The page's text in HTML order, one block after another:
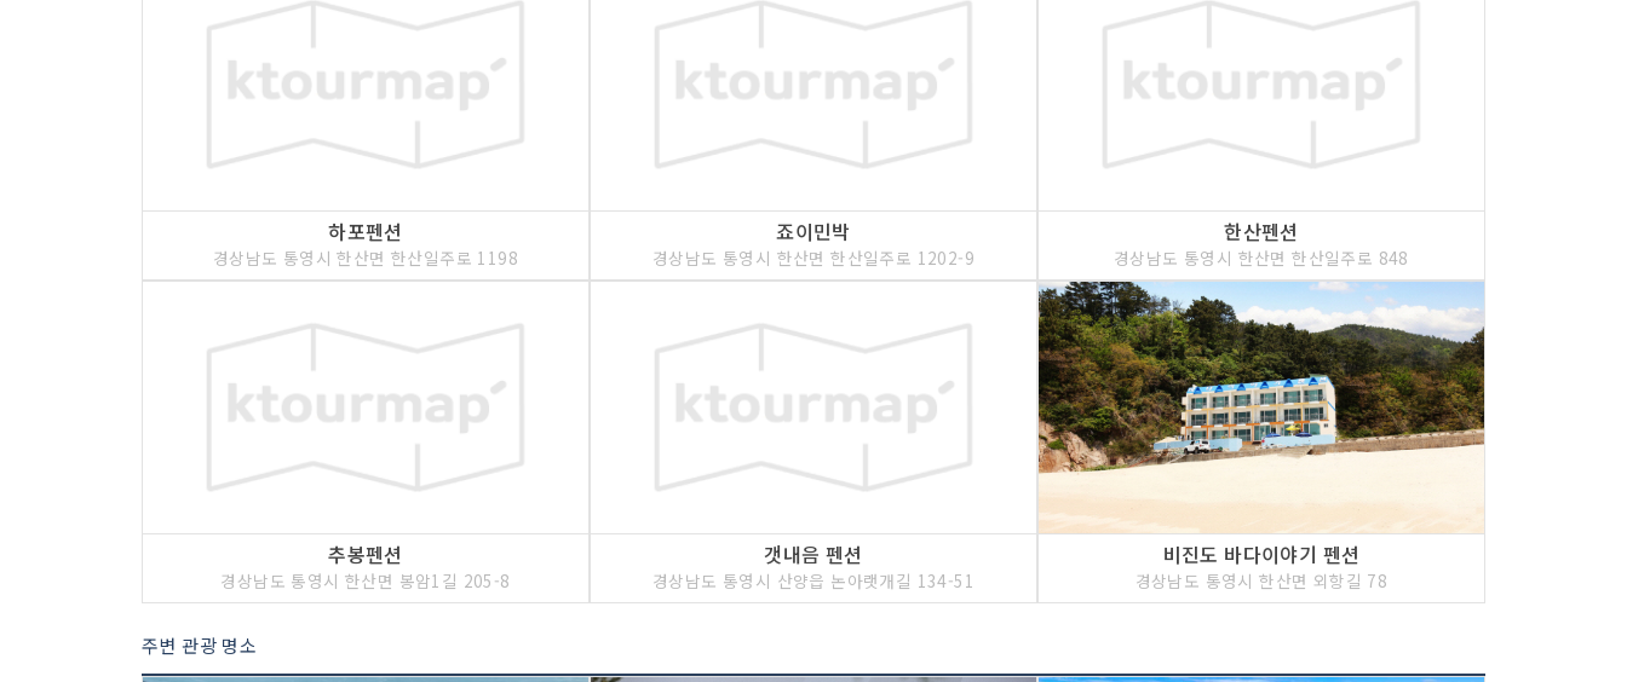
하포펜션
경상남도 통영시 한산면 한산일주로 1198
죠이민박
경상남도 통영시 한산면 한산일주로 1202-9
한산펜션
경상남도 통영시 한산면 한산일주로 848
추봉펜션
경상남도 통영시 한산면 봉암1길 205-8
갯내음 펜션
경상남도 통영시 산양읍 논아랫개길 134-51
비진도 바다이야기 펜션
경상남도 통영시 한산면 외항길 78
주변 관광 명소